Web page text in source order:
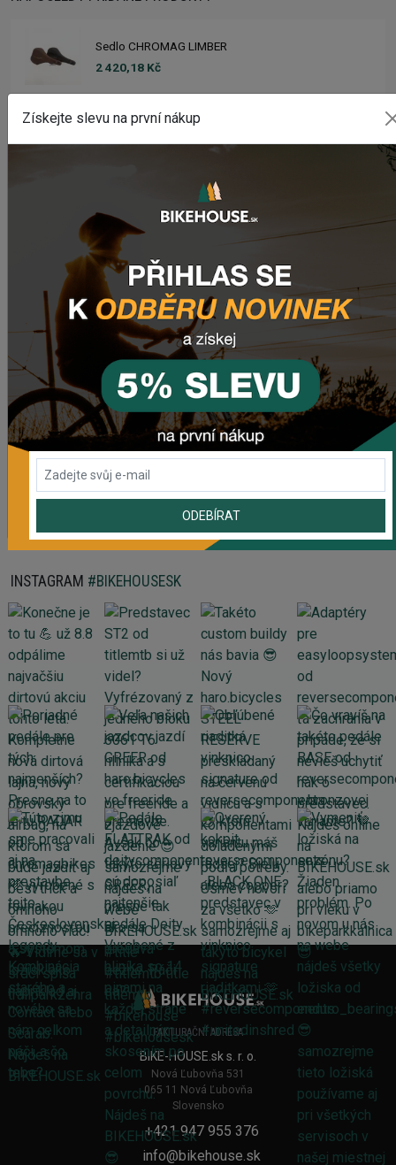
Sedlo CHROMAG LIMBER
2 420,18 Kč
Zimušné Rukavice CHROMAG SIGNAL
Sedlo CHROMAG TRAILMASTER DT V2
2 223,62 Kč
Rebuild kit pedálov CHROMAG SYNTH
1 006,16 Kč
Náhradný gumový diel pre košík CRUSSIS YBC-01
61,43 Kč
Prehadzovačka SHIMANO TOURNEY RD-TY200 GS 6/7
SPEED BEZ HÁKU
465,61 Kč
Zobrazit více produktů
INSTAGRAM #BIKEHOUSESK
FAKTURAČNÍ ADRESA
BIKE-HOUSE.sk s. r. o.
Nová Ľubovňa 531
065 11 Nová Ľubovňa
Slovensko
+421 947 955 376
info@bikehouse.sk
Získejte slevu na první nákup
ODEBÍRAT